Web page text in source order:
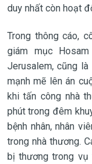
duy nhất còn hoạt
Trong thông cáo,
giám mục
Jerusalem, cũng
mạnh mẽ lên án
khi tấn công nhà
phút trong đêm
bệnh nhân, nhân
trong nhà thương.
bị thương trong vụ